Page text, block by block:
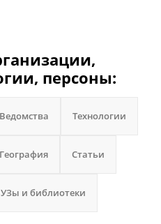
персоны:
Ведомства Технологии
География Статьи
и библиотеки